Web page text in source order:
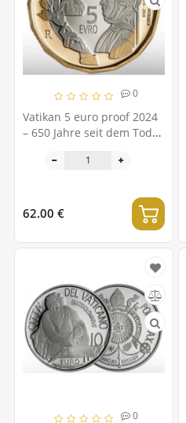
0
Vatikan 5 euro proof 2024
– 650 Jahre seit dem Tod
62.00 €
0